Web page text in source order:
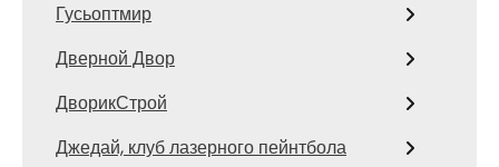
Гусьоптмир
Дверной Двор
ДворикСтрой
Джедай, клуб лазерного пейнтбола